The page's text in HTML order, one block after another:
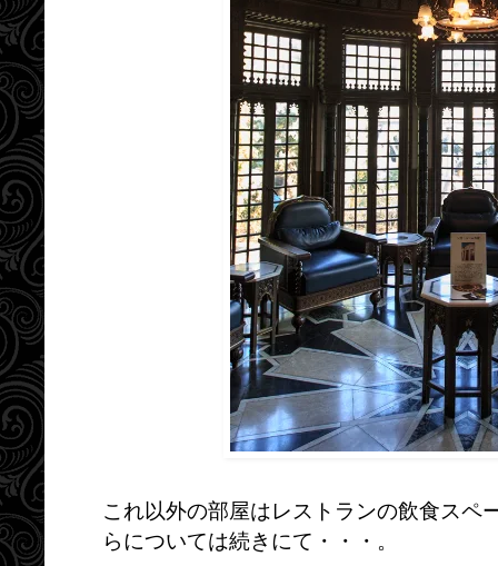
これ以外の部屋はレストランの飲食ス
らについては続きにて・・・。